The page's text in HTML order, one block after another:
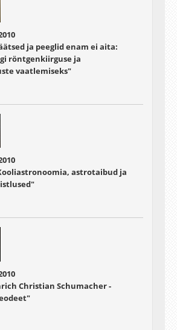
ja peeglid enam ei aita:
röntgenkiirguse ja
vaatlemiseks"
astrotaibud ja
Christian Schumacher -